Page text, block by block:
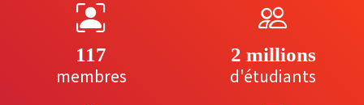
117
membres
2 millions
d'étudiants